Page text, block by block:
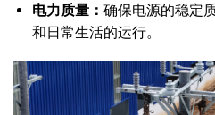
电力质量： 确保电源的稳定
和日常生活的运行。